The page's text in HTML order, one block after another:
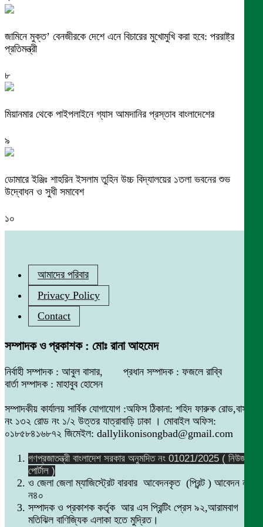
জামিনে মুক্ত’ বেনজীরকে দেশে এনে বিচারের মুখোমুখি করা হবে: পররাষ্ট্র
প্রতিমন্ত্রী
৮
মিয়ানমার থেকে পাইপলাইনে গ্যাস আমদানির প্রস্তাব বাংলাদেশের
৯
ডোমারে ইঞ্জিঃ শাহরিন ইসলাম তুহিন উচ্চ বিদ্যালয়ের ১তলা ভবনের শুভ
উদ্বোধন ও সুধী সমাবেশ
১০
আমাদের পরিবার
Privacy Policy
Contact
সম্পাদক ও প্রকাশক : মোঃ রানা আহমেদ
নির্বাহী সম্পাদক : আবুল বাসার, প্রধান সম্পাদক : ফজলে রাব্বি
বার্তা সম্পাদক : মাহাবুব হোসেন
সম্পাদকীয় কার্যালয় সার্বিক যোগাযোগ :অফিস ঠিকানা: শহিদ ফারুক রোড,বাসা
নং ১৩২ রোড নং ১/২ উত্তর যাত্রাবাড়ি ঢাকা । মোবাইল অফিস:
০১৮৫৮৪১৬৮৭২ জিমেইল: dallylikonisongbad@gmail.com
গণপ্রজাতন্ত্রী বাংলাদেশ সরকার অনুমদিত নং 01021/2025 ( নিউজ
পোর্টাল )
ও জেলা জেলা ম্যাজিস্ট্রেট বারবার আবেদনকৃত (প্রিন্ট ) আবেদন নং
ন৪০
সম্পাদক ও প্রকাশক কর্তৃক আর এস প্রিন্টিং প্রেস ৯২,আরামবাগ
মতিঝিল বাণিজ্যিক এলাকা হতে মুদ্রিত।